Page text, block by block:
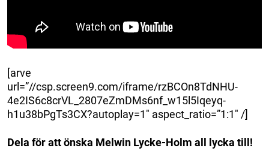
[arve
url=”//csp.screen9.com/iframe/rzBCOn8TdNHU-
4e2IS6c8crVL_2807eZmDMs6nf_w15l5Iqeyq-
h1u38bPgTs3CX?autoplay=1″ aspect_ratio=”1:1″ /]
Dela för att önska Melwin Lycke-Holm all lycka till!